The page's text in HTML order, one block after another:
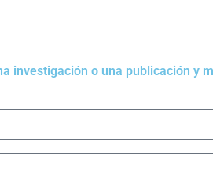
investigación o una publicación y